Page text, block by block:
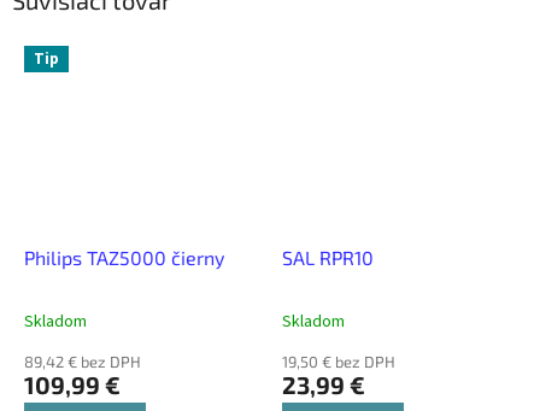
Tip
Philips TAZ5000 čierny
Skladom
89,42 € bez DPH
109,99 €
SAL RPR10
Skladom
19,50 € bez DPH
23,99 €